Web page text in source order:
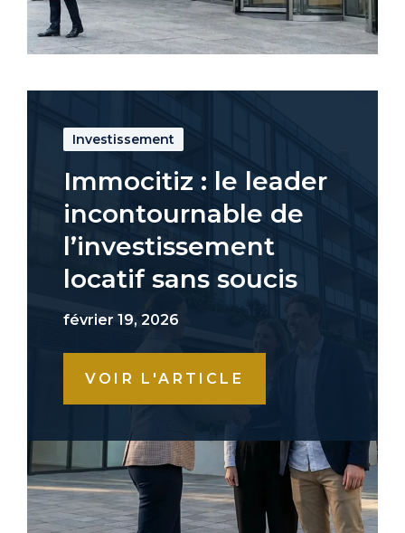
Investissement
Immocitiz : le leader
incontournable de
l’investissement
locatif sans soucis
février 19, 2026
VOIR L'ARTICLE